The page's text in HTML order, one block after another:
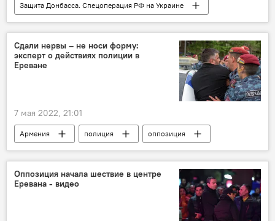
Защита Донбасса. Спецоперация РФ на Украине
В мире
Искандер
Украина
МО
Сводка
вооружение
Сдали нервы – не носи форму:
эксперт о действиях полиции в
Ереване
7 мая 2022, 21:01
Армения полиция
оппозиция
Политика
Оппозиция начала шествие в центре
Еревана - видео